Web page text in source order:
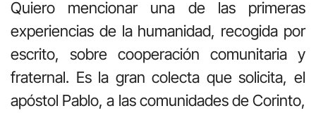
Quiero mencionar una de las primeras
experiencias de la humanidad, recogida por
escrito, sobre cooperación comunitaria y
fraternal. Es la gran colecta que solicita, el
apóstol Pablo, a las comunidades de Corinto,